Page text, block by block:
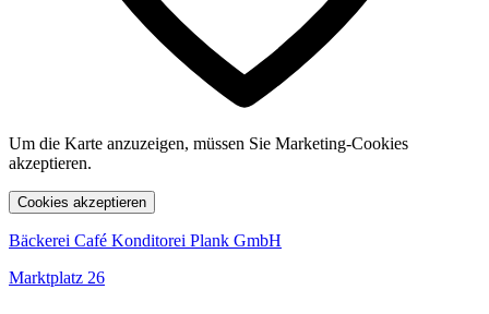
Um die Karte anzuzeigen, müssen Sie Marketing-Cookies
akzeptieren.
Cookies akzeptieren
Bäckerei Café Konditorei Plank GmbH
Marktplatz 26